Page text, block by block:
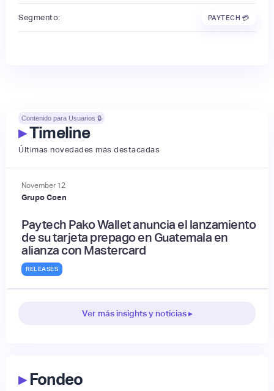
Segmento: PAYTECH 💳
Contenido para Usuarios 🔒
▸Timeline
Últimas novedades más destacadas
November 12
Grupo Coen
Paytech Pako Wallet anuncia el lanzamiento
de su tarjeta prepago en Guatemala en
alianza con Mastercard
RELEASES
Ver más insights y noticias ▸
▸Fondeo